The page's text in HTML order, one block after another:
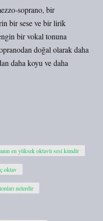
soprano, bir
bir sese ve bir lirik
bir vokal tonuna
doğal olarak daha
daha koyu ve daha
en yüksek oktavlı sesi kimdir
oktav
nelerdir